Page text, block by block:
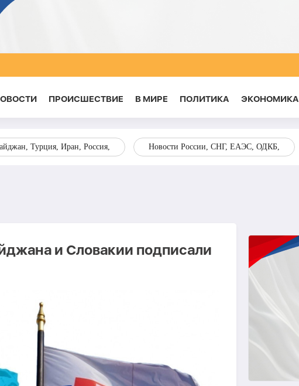
ПРОИСШЕСТВИЕ В МИРЕ ПОЛИТИКА ЭКОНОМИКА
Турция, Иран, Россия, Новости России, СНГ, ЕАЭС, ОДКБ,
и Словакии подписали